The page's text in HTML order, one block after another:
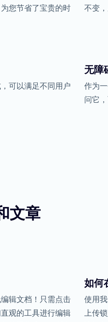
您节省了宝贵的时
不变
可以满足不同用户
无障
作为
问它
文章
辑文档！只需点击
观的工具进行编辑
如何
使用
上传